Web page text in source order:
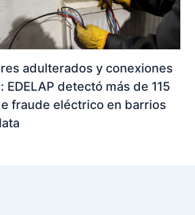
adulterados y conexiones
EDELAP detectó más de 115
fraude eléctrico en barrios